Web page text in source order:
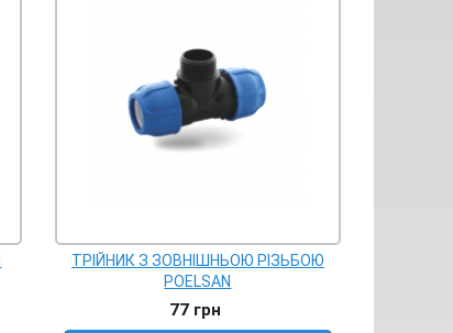
ТРІЙНИК З ЗОВНІШНЬОЮ РІЗЬБОЮ
POELSAN
77 грн